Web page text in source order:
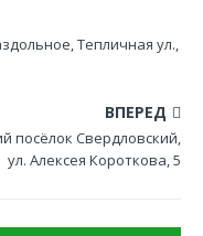
Тепличная ул.,
ВПЕРЕД
посёлок Свердловский,
ул. Алексея Короткова, 5